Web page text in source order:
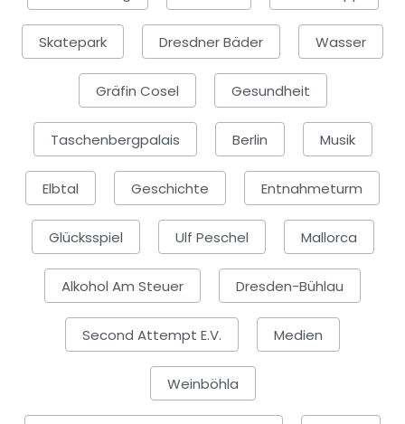
Skatepark Dresdner Bäder Wasser
Gräfin Cosel Gesundheit
Taschenbergpalais Berlin Musik
Elbtal Geschichte Entnahmeturm
Glücksspiel Ulf Peschel Mallorca
Alkohol Am Steuer Dresden-Bühlau
Second Attempt E.V. Medien
Weinböhla